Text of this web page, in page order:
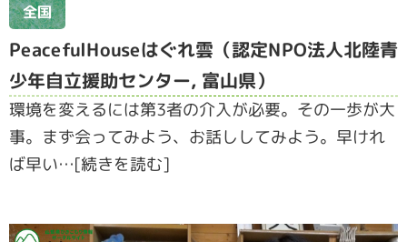
全国
PeacefulHouseはぐれ雲（認定NPO法人北陸青
少年自立援助センター, 富山県）
環境を変えるには第3者の介入が必要。その一歩が大
事。まず会ってみよう、お話ししてみよう。早けれ
ば早い…[続きを読む]